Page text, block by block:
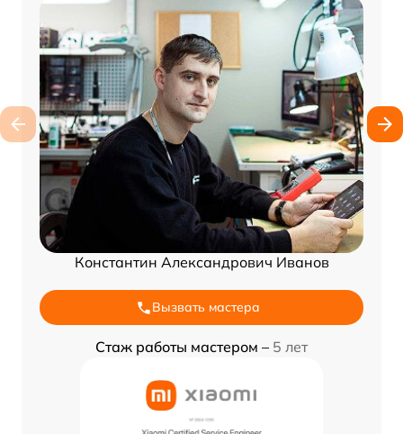
Константин Александрович Иванов
Вызвать мастера
Стаж работы мастером – 5 лет